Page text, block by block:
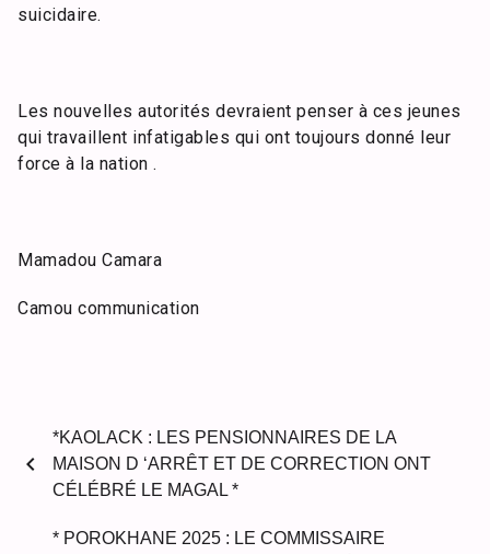
suicidaire.
Les nouvelles autorités devraient penser à ces jeunes
qui travaillent infatigables qui ont toujours donné leur
force à la nation .
Mamadou Camara
Camou communication
chevron_left
*KAOLACK : LES PENSIONNAIRES DE LA
MAISON D ‘ARRÊT ET DE CORRECTION ONT
CÉLÉBRÉ LE MAGAL *
* POROKHANE 2025 : LE COMMISSAIRE